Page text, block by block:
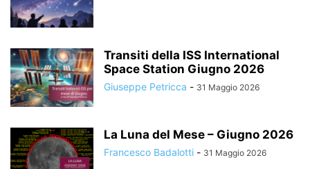
Transiti della ISS International
Space Station Giugno 2026
Giuseppe Petricca - 31 Maggio 2026
La Luna del Mese – Giugno 2026
Francesco Badalotti - 31 Maggio 2026